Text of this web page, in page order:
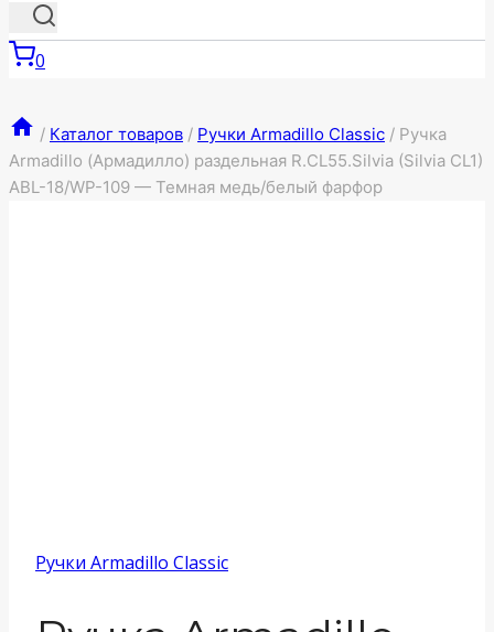
0
/ Каталог товаров / Ручки Armadillo Classic / Ручка
Armadillo (Армадилло) раздельная R.CL55.Silvia (Silvia CL1)
ABL-18/WP-109 — Темная медь/белый фарфор
Ручки Armadillo Classic